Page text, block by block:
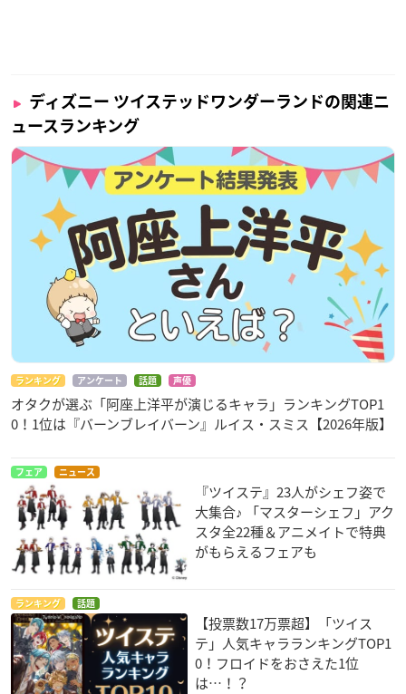
ディズニー ツイステッドワンダーランドの関連ニ
ュースランキング
ランキング アンケート 話題 声優
オタクが選ぶ「阿座上洋平が演じるキャラ」ランキングTOP1
0！1位は『バーンブレイバーン』ルイス・スミス【2026年版】
フェア ニュース
『ツイステ』23人がシェフ姿で
大集合♪ 「マスターシェフ」アク
スタ全22種＆アニメイトで特典
がもらえるフェアも
ランキング 話題
【投票数17万票超】「ツイス
テ」人気キャラランキングTOP1
0！フロイドをおさえた1位
は…！？